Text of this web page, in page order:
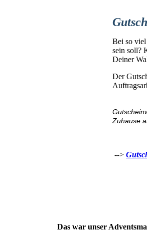
Bei so
sein soll?
Deiner
Der
Zuhause
-->
Das war unser